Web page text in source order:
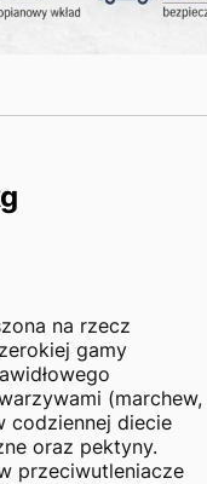
na rzecz
gamy
(marchew,
codziennej diecie
oraz pektyny.
przeciwutleniacze